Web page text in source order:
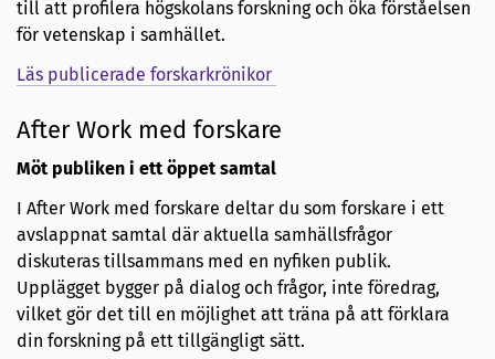
till att profilera högskolans forskning och öka förståelsen
för vetenskap i samhället.
Läs publicerade forskarkrönikor
After Work med forskare
Möt publiken i ett öppet samtal
I After Work med forskare deltar du som forskare i ett
avslappnat samtal där aktuella samhällsfrågor
diskuteras tillsammans med en nyfiken publik.
Upplägget bygger på dialog och frågor, inte föredrag,
vilket gör det till en möjlighet att träna på att förklara
din forskning på ett tillgängligt sätt.